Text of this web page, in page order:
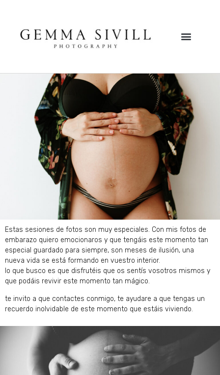
Estas sesiones de fotos son muy especiales. Con mis fotos de
embarazo quiero emocionaros y que tengáis este momento tan
especial guardado para siempre, son meses de ilusión, una
nueva vida se está formando en vuestro interior.
lo que busco es que disfrutéis que os sentís vosotros mismos y
que podáis revivir este momento tan mágico.
te invito a que contactes conmigo, te ayudare a que tengas un
recuerdo inolvidable de este momento que estáis viviendo.